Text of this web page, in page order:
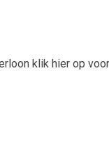
klik hier op